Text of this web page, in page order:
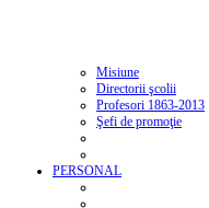
Misiune
Directorii şcolii
Profesori 1863-2013
Şefi de promoţie
PERSONAL